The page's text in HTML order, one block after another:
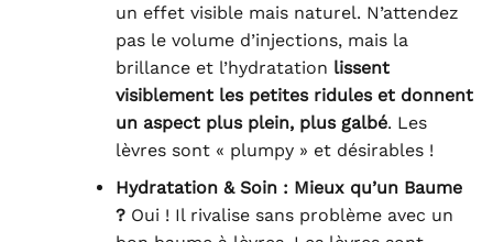
un effet visible mais naturel. N’attendez
pas le volume d’injections, mais la
brillance et l’hydratation lissent
visiblement les petites ridules et donnent
un aspect plus plein, plus galbé. Les
lèvres sont « plumpy » et désirables !
Hydratation & Soin : Mieux qu’un Baume
?Oui ! Il rivalise sans problème avec un